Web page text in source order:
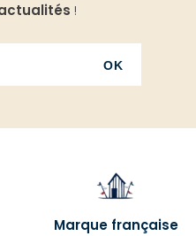
!
OK
Marque française